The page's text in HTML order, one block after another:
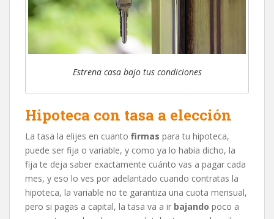
Estrena casa bajo tus condiciones
Hipoteca con tasa a elección
La tasa la elijes en cuanto firmas para tu hipoteca,
puede ser fija o variable, y como ya lo había dicho, la
fija te deja saber exactamente cuánto vas a pagar cada
mes, y eso lo ves por adelantado cuando contratas la
hipoteca, la variable no te garantiza una cuota mensual,
pero si pagas a capital, la tasa va a ir bajando poco a